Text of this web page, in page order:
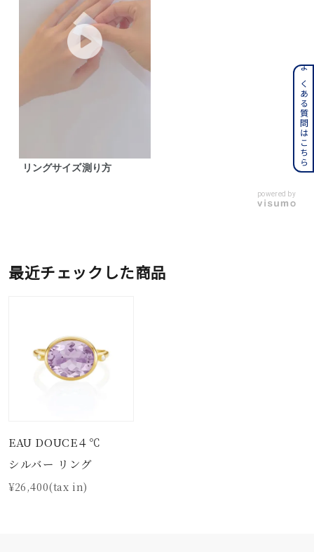
リングサイズ測り方
powered by
最近チェックした商品
EAU DOUCE４℃
シルバー リング
¥26,400(tax in)
よくある質問はこちら